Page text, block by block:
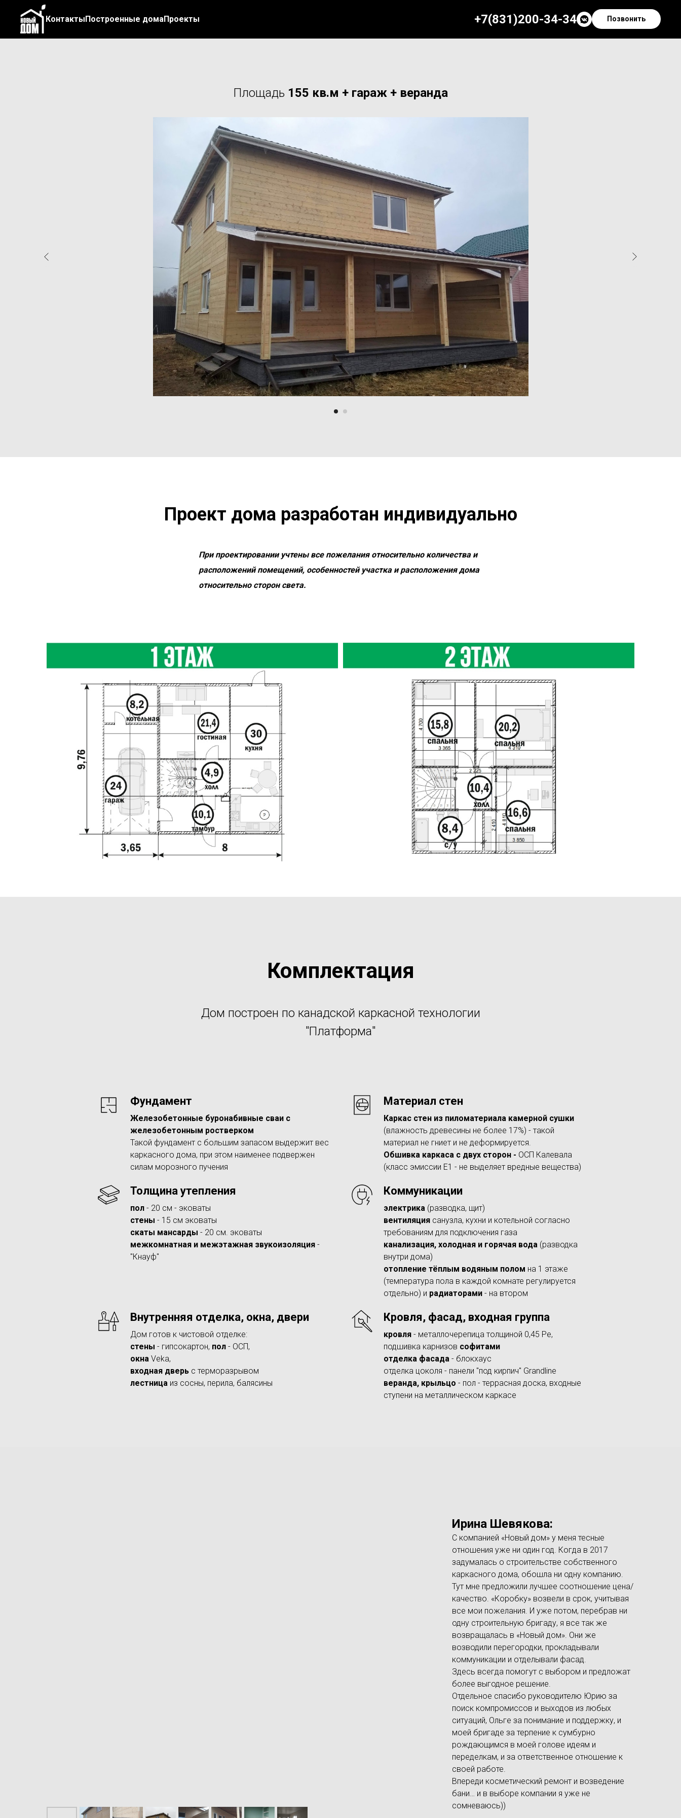
КонтактыПостроенные домаПроекты +7(831)200-34-34 Позвонить
Площадь 155 кв.м + гараж + веранда
Проект дома разработан индивидуально
При проектировании учтены все пожелания относительно количества и
расположений помещений, особенностей участка и расположения дома
относительно сторон света.
Комплектация
Дом построен по канадской каркасной технологии
"Платформа"
Фундамент
Железобетонные буронабивные сваи с
железобетонным ростверком
Такой фундамент с большим запасом выдержит вес
каркасного дома, при этом наименее подвержен
силам морозного пучения
Материал стен
Каркас стен из пиломатериала камерной сушки
(влажность древесины не более 17%) - такой
материал не гниет и не деформируется.
Обшивка каркаса с двух сторон - ОСП Калевала
(класс эмиссии Е1 - не выделяет вредные вещества)
Толщина утепления
пол - 20 см - эковаты
стены - 15 см эковаты
скаты мансарды - 20 см. эковаты
межкомнатная и межэтажная звукоизоляция -
"Кнауф"
Коммуникации
электрика (разводка, щит)
вентиляция санузла, кухни и котельной согласно
требованиям для подключения газа
канализация, холодная и горячая вода (разводка
внутри дома)
отопление тёплым водяным полом на 1 этаже
(температура пола в каждой комнате регулируется
отдельно) и радиаторами - на втором
Внутренняя отделка, окна, двери
Дом готов к чистовой отделке:
стены - гипсокартон, пол - ОСП,
окна Veka,
входная дверь с терморазрывом
лестница из сосны, перила, балясины
Кровля, фасад, входная группа
кровля - металлочерепица толщиной 0,45 Ре,
подшивка карнизов софитами
отделка фасада - блокхаус
отделка цоколя - панели "под кирпич" Grandline
веранда, крыльцо - пол - террасная доска, входные
ступени на металлическом каркасе
Ирина Шевякова:
С компанией «Новый дом» у меня тесные
отношения уже ни один год. Когда в 2017
задумалась о строительстве собственного
каркасного дома, обошла ни одну компанию.
Тут мне предложили лучшее соотношение цена/
качество. «Коробку» возвели в срок, учитывая
все мои пожелания. И уже потом, перебрав ни
одну строительную бригаду, я все так же
возвращалась в «Новый дом». Они же
возводили перегородки, прокладывали
коммуникации и отделывали фасад.
Здесь всегда помогут с выбором и предложат
более выгодное решение.
Отдельное спасибо руководителю Юрию за
поиск компромиссов и выходов из любых
ситуаций, Ольге за понимание и поддержку, и
моей бригаде за терпение к сумбурно
рождающимся в моей голове идеям и
переделкам, и за ответственное отношение к
своей работе.
Впереди косметический ремонт и возведение
бани… и в выборе компании я уже не
сомневаюсь))